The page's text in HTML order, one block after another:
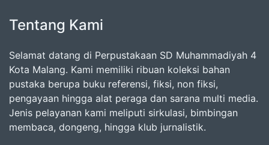
Tentang Kami
Selamat datang di Perpustakaan SD Muhammadiyah 4
Kota Malang. Kami memiliki ribuan koleksi bahan
pustaka berupa buku referensi, fiksi, non fiksi,
pengayaan hingga alat peraga dan sarana multi media.
Jenis pelayanan kami meliputi sirkulasi, bimbingan
membaca, dongeng, hingga klub jurnalistik.